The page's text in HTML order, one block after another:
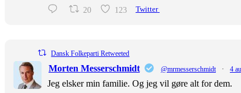
20 123 Twitter
Dansk Folkeparti Retweeted
Morten Messerschmidt @mrmesserschmidt · 4
Jeg elsker min familie. Og jeg vil gøre alt for dem.